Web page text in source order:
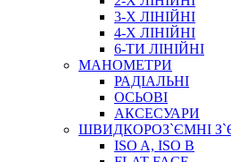
АВТОХІМІЯ
ДОМКРАТИ
НАБОРИ ЗАПОБІЖНИКІВ,
3-Х ЛІНІЙНІ
4-Х ЛІНІЙНІ
6-ТИ ЛІНІЙНІ
МАНОМЕТРИ
РАДІАЛЬНІ
ОСЬОВІ
АКСЕСУАРИ
ШВИДКОРОЗ`ЄМНІ
ISO A, ISO B